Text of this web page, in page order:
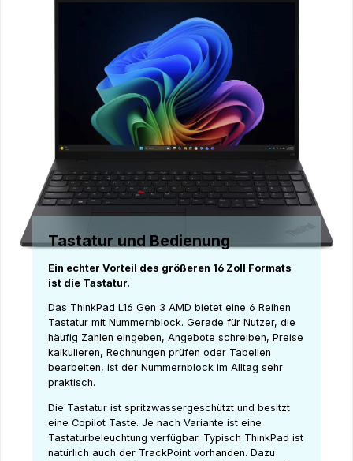
Tastatur und Bedienung
Ein echter Vorteil des größeren 16 Zoll Formats
ist die Tastatur.
Das ThinkPad L16 Gen 3 AMD bietet eine 6 Reihen
Tastatur mit Nummernblock. Gerade für Nutzer, die
häufig Zahlen eingeben, Angebote schreiben, Preise
kalkulieren, Rechnungen prüfen oder Tabellen
bearbeiten, ist der Nummernblock im Alltag sehr
praktisch.
Die Tastatur ist spritzwassergeschützt und besitzt
eine Copilot Taste. Je nach Variante ist eine
Tastaturbeleuchtung verfügbar. Typisch ThinkPad ist
natürlich auch der TrackPoint vorhanden. Dazu